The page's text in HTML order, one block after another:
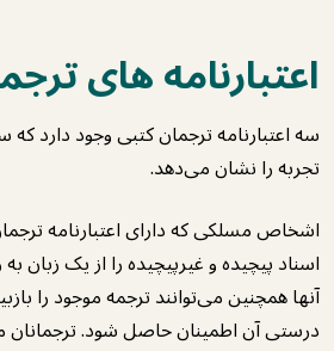
اعتبارنامه های
سه اعتبارنامه ترجمان کتبی وجود دارد
تجربه را نشان می‌دهد.
اشخاص مسلکی که دارای اعتبارنامه
اسناد پیچیده و غیرپیچیده را از یک زبان
آنها همچنین می‌توانند ترجمه موجود را
درستی آن اطمینان حاصل شود.